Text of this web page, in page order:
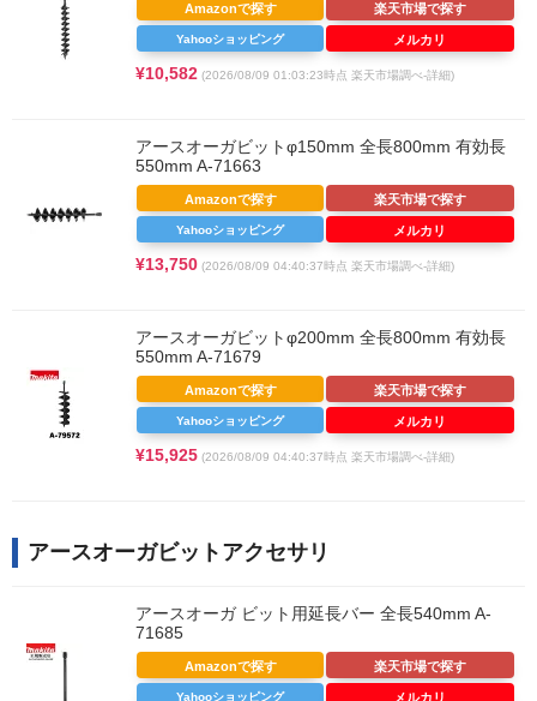
¥10,582 (2026/08/09 01:03:23時点 楽天市場調べ-詳細)
Amazonで探す 楽天市場で探す
Yahooショッピング メルカリ
アースオーガビットφ150mm 全長800mm 有効長
550mm A-71663
¥13,750 (2026/08/09 04:40:37時点 楽天市場調べ-詳細)
Amazonで探す 楽天市場で探す
Yahooショッピング メルカリ
アースオーガビットφ200mm 全長800mm 有効長
550mm A-71679
¥15,925 (2026/08/09 04:40:37時点 楽天市場調べ-詳細)
Amazonで探す 楽天市場で探す
Yahooショッピング メルカリ
アースオーガビットアクセサリ
アースオーガ ビット用延長バー 全長540mm A-
71685
Amazonで探す 楽天市場で探す
Yahooショッピング メルカリ